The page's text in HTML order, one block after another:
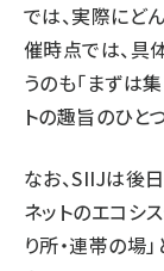
では、実際にど
催時点では、具
うのも「まずは
トの趣旨のひと
なお、SIIJは後
ネットのエコシ
り所・連帯の場」